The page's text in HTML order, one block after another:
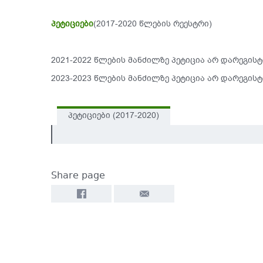
პეტიციები(2017-2020 წლების რეესტრი)
2021-2022 წლების მანძილზე პეტიცია არ
2023-2023 წლების მანძილზე პეტიცია არ
პეტიციები (2017-2020)
Share page